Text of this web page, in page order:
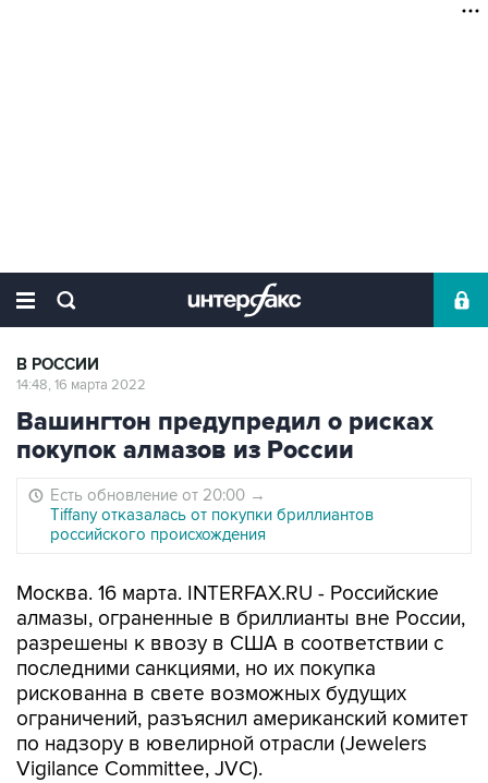
В РОССИИ
14:48, 16 марта 2022
Вашингтон предупредил о рисках
покупок алмазов из России
Есть обновление от 20:00 →
Tiffany отказалась от покупки бриллиантов
российского происхождения
Москва. 16 марта. INTERFAX.RU - Российские
алмазы, ограненные в бриллианты вне России,
разрешены к ввозу в США в соответствии с
последними санкциями, но их покупка
рискованна в свете возможных будущих
ограничений, разъяснил американский комитет
по надзору в ювелирной отрасли (Jewelers
Vigilance Committee, JVC).